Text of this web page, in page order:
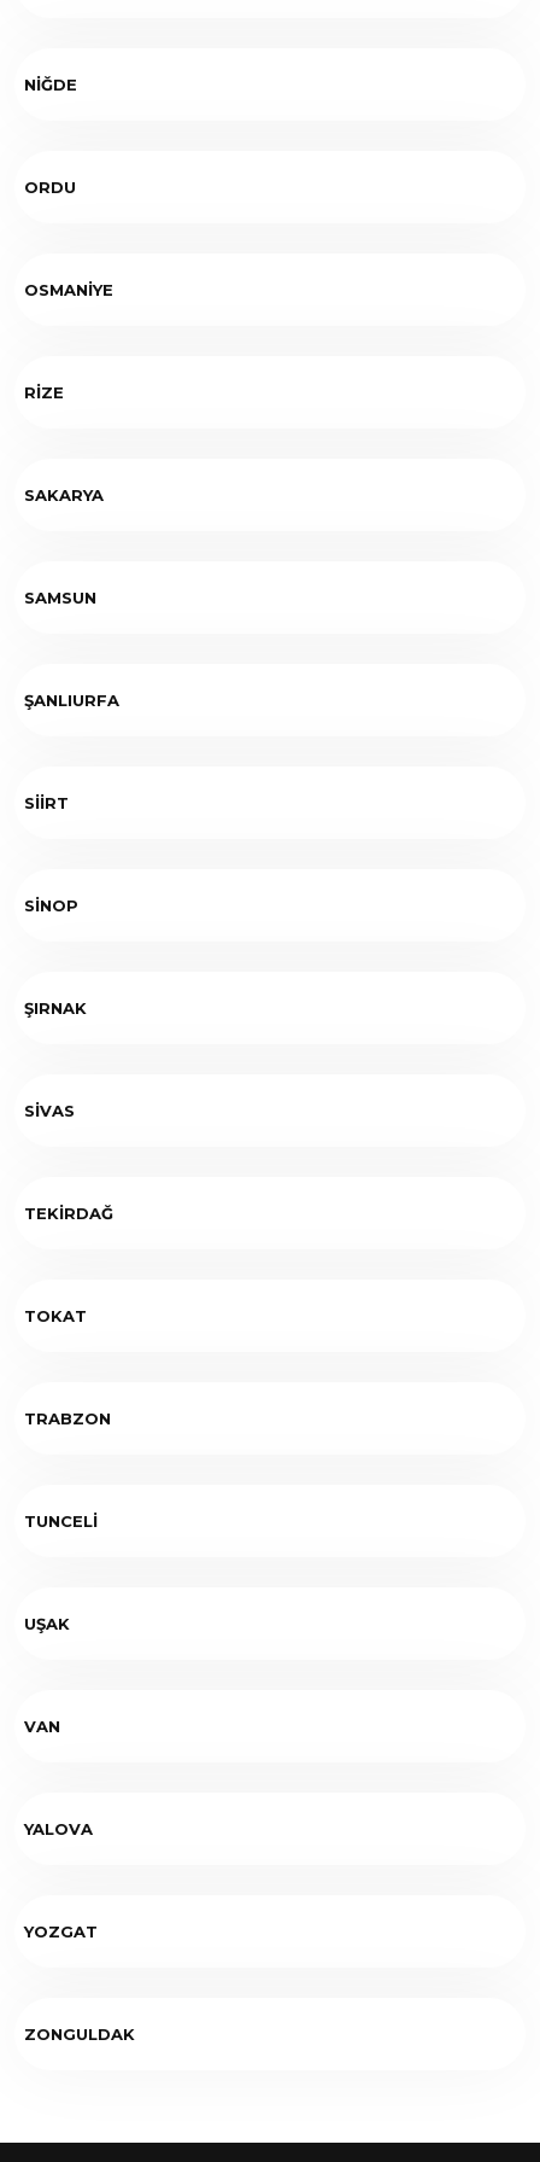
NİĞDE
ORDU
OSMANİYE
RİZE
SAKARYA
SAMSUN
ŞANLIURFA
SİİRT
SİNOP
ŞIRNAK
SİVAS
TEKİRDAĞ
TOKAT
TRABZON
TUNCELİ
UŞAK
VAN
YALOVA
YOZGAT
ZONGULDAK